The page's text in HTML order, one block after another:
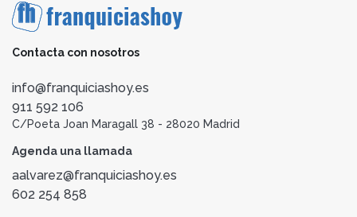
Contacta con nosotros
info@franquiciashoy.es
911 592 106
C/Poeta Joan Maragall 38 - 28020 Madrid
Agenda una llamada
aalvarez@franquiciashoy.es
602 254 858